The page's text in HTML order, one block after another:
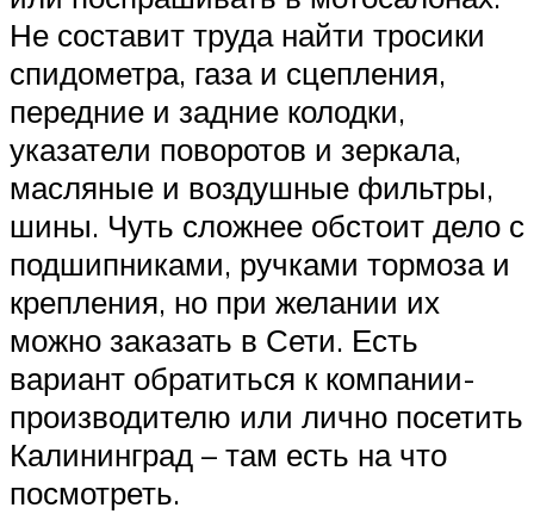
Не составит труда найти тросики
спидометра, газа и сцепления,
передние и задние колодки,
указатели поворотов и зеркала,
масляные и воздушные фильтры,
шины. Чуть сложнее обстоит дело с
подшипниками, ручками тормоза и
крепления, но при желании их
можно заказать в Сети. Есть
вариант обратиться к компании-
производителю или лично посетить
Калининград – там есть на что
посмотреть.